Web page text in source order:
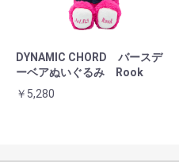
DYNAMIC CHORD バースデ
ーベアぬいぐるみ Rook
￥5,280